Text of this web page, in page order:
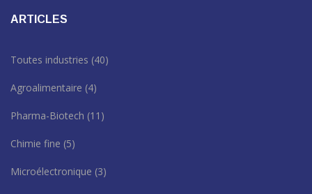
ARTICLES
Toutes industries (40)
Agroalimentaire (4)
Pharma-Biotech (11)
Chimie fine (5)
Microélectronique (3)